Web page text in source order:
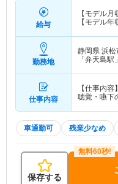
給与
【モデル月
【モデル年
勤務地
静岡県 浜松
「弁天島駅
仕事内容
【仕事内
聴覚・嚥下
車通勤可 残業少なめ
保存する